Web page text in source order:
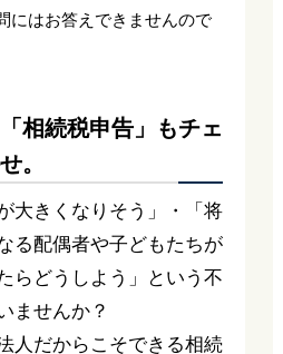
にはお答えできませんので
相続税申告」もチェ
。
大きくなりそう」・「将
る配偶者や子どもたちが
らどうしよう」という不
ませんか？
人だからこそできる相続